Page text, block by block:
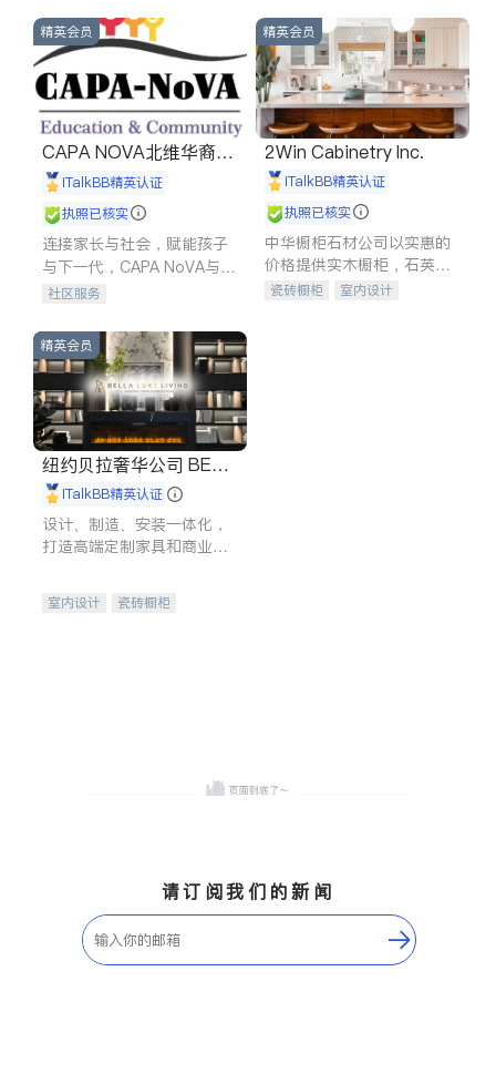
建筑合同、刑事案件全包办
信托/遗嘱
商业
索赔
律师-其它 保释
精英会员
CAPA NOVA北维华裔家
长会iTalkBB精英认证
执照已核实
连接家长与社会，赋能孩子
与下一代，CAPA NoVA与您
携手建设包容、公平、充满
社区服务
精英会员
2Win Cabinetry Inc.
iTalkBB精英认证
执照已核实
中华橱柜石材公司以实惠的
价格提供实木橱柜，石英石
台面，多种优质不锈钢水
瓷砖橱柜
室内设计
精英会员
纽约贝拉奢华公司 BELL
A LUXE
iTalkBB精英认证
设计、制造、安装一体化，
打造高端定制家具和商业空
室内设计
瓷砖橱柜
请订阅我们的新闻